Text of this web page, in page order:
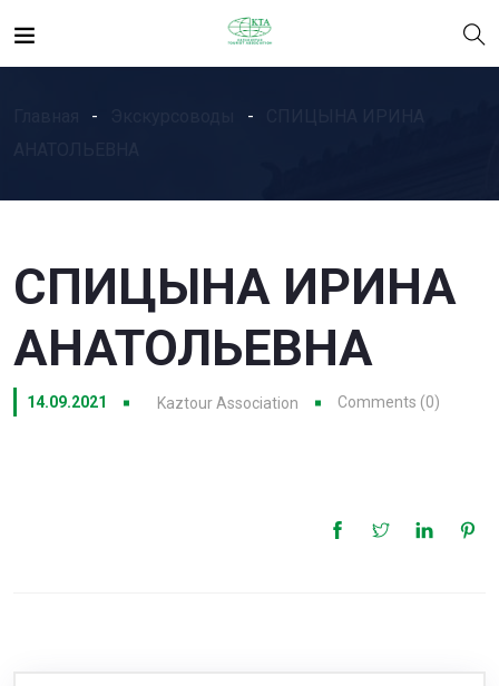
СПИЦЫНА ИРИНА
АНАТОЛЬЕВНА
14.09.2021 Kaztour Association Comments (0)